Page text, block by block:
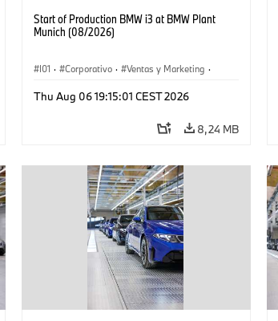
Start of Production BMW i3 at BMW Plant
Munich (08/2026)
I01 · Corporativo · Ventas y Marketing ·
Thu Aug 06 19:15:01 CEST 2026
8,24 MB